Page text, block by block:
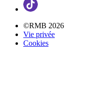
©RMB 2026
Vie privée
Cookies